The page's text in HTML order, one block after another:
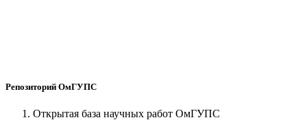
Репозиторий ОмГУПС
Открытая база научных работ ОмГУПС